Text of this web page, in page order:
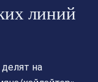
линий
на